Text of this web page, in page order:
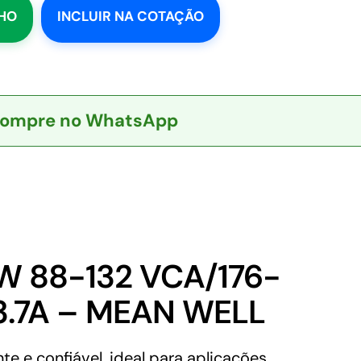
INCLUIR NA COTAÇÃO
no WhatsApp
88-132 VCA/176-
– MEAN WELL